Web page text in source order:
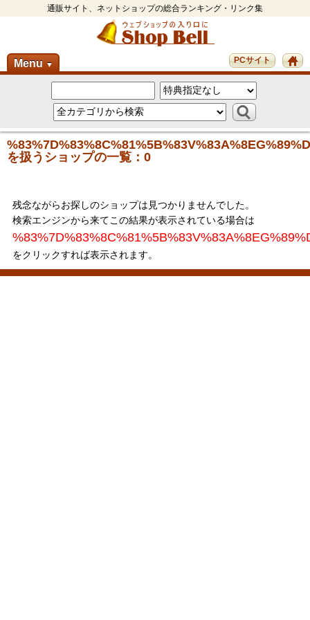
通販サイト、ネットショップの総合ランキング・リンク集
Menu ▼ PCサイト
を扱うショップの一覧：0
残念ながらお探しのショップは見つかりませんでした。
検索エンジンから来てこの結果が表示されている場合は
をクリックすれば表示されます。